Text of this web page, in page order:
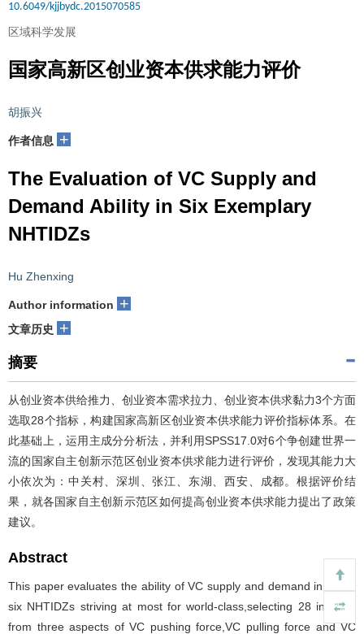
10.6049/kjjbydc.2015070585
区域科学发展
国家高新区创业资本供求能力评价
胡振兴
作者信息 +
The Evaluation of VC Supply and
Demand Ability in Six Exemplary
NHTIDZs
Hu Zhenxing
Author information +
文章历史 +
摘要
从创业资本供给推力、创业资本需求拉力、创业资本供求黏力3个方面
选取28个指标，构建国家高新区创业资本供求能力评价指标体系。在
此基础上，运用主成分分析法，并利用SPSS17.0对6个争创建世界一
流的国家自主创新示范区创业资本供求能力进行评价，发现其能力大
小依次为：中关村、深圳、张江、东湖、西安、成都。根据评价结
果，就各国家自主创新示范区如何提高创业资本供求能力提出了政策
建议。
Abstract
This paper evaluates the ability of VC supply and demand in which
six NHTIDZs striving at most for world-class,selecting 28 indexes
from three aspects of VC pushing force,VC pulling force and VC